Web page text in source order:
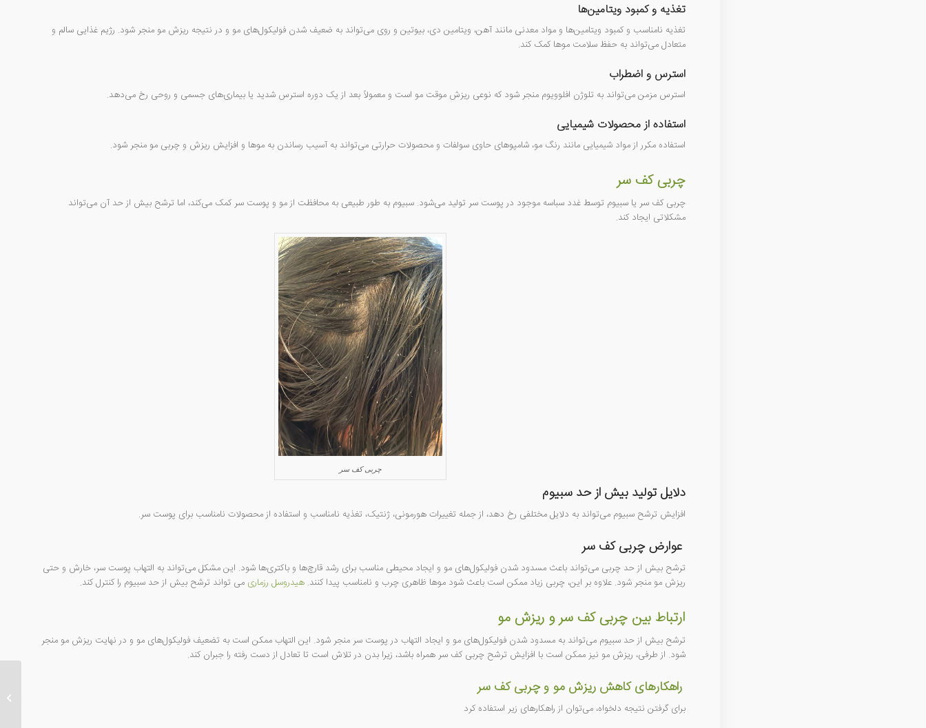
تغذیه و کمبود ویتامین‌ها
تغذیه نامناسب و کمبود ویتامین‌ها و مواد معدنی مانند آهن، ویتامین دی، بیوتین و روی می‌تواند به ضعیف شدن فولیکول‌های مو و در نتیجه ریزش مو منجر شود. رژیم غذایی سالم و
متعادل می‌تواند به حفظ سلامت موها کمک کند.
استرس و اضطراب
استرس مزمن می‌تواند به تلوژن افلوویوم منجر شود که نوعی ریزش موقت مو است و معمولاً بعد از یک دوره استرس شدید یا بیماری‌های جسمی و روحی رخ می‌دهد.
استفاده از محصولات شیمیایی
استفاده مکرر از مواد شیمیایی مانند رنگ مو، شامپوهای حاوی سولفات و محصولات حرارتی می‌تواند به آسیب رساندن به موها و افزایش ریزش و چربی مو منجر شود.
چربی کف سر
چربی کف سر یا سبیوم توسط غدد سباسه موجود در پوست سر تولید می‌شود. سبیوم به طور طبیعی به محافظت از مو و پوست سر کمک می‌کند، اما ترشح بیش از حد آن می‌تواند
مشکلاتی ایجاد کند.
چربی کف سر
دلایل تولید بیش از حد سبیوم
افزایش ترشح سبیوم می‌تواند به دلایل مختلفی رخ دهد، از جمله تغییرات هورمونی، ژنتیک، تغذیه نامناسب و استفاده از محصولات نامناسب برای پوست سر.
عوارض چربی کف سر
ترشح بیش از حد چربی می‌تواند باعث مسدود شدن فولیکول‌های مو و ایجاد محیطی مناسب برای رشد قارچ‌ها و باکتری‌ها شود. این مشکل می‌تواند به التهاب پوست سر، خارش و حتی
ریزش مو منجر شود. علاوه بر این، چربی زیاد ممکن است باعث شود موها ظاهری چرب و نامناسب پیدا کنند. هیدروسل رزماری می تواند ترشح بیش از حد سبیوم را کنترل کند.
ارتباط بین چربی کف سر و ریزش مو
ترشح بیش از حد سبیوم می‌تواند به مسدود شدن فولیکول‌های مو و ایجاد التهاب در پوست سر منجر شود. این التهاب ممکن است به تضعیف فولیکول‌های مو و در نهایت ریزش مو منجر
شود. از طرفی، ریزش مو نیز ممکن است با افزایش ترشح چربی کف سر همراه باشد، زیرا بدن در تلاش است تا تعادل از دست رفته را جبران کند.
راهکارهای کاهش ریزش مو و چربی کف سر
برای گرفتن نتیجه دلخواه، می‌توان از راهکارهای زیر استفاده کرد